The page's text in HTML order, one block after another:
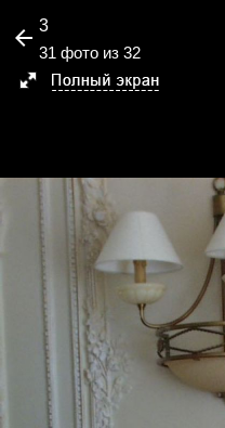
3
31 фото из 32